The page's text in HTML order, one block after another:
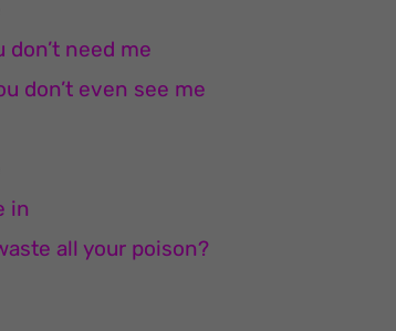
don’t need me
don’t even see me
in
all your poison?